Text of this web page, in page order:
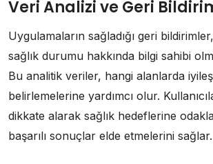
Veri Analizi ve Geri
Uygulamaların sağladığı geri
sağlık durumu hakkında bilgi sahibi
Bu analitik veriler, hangi alanlarda
belirlemelerine yardımcı olur.
dikkate alarak sağlık hedeflerine
başarılı sonuçlar elde etmelerini sağlar.